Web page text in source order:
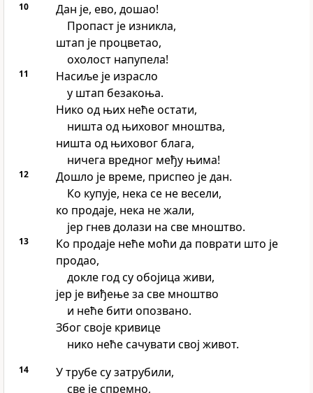
10
Дан је, ево, дошао!
Пропаст је изникла,
штап је процветао,
охолост напупела!
11
Насиље је израсло
у штап безакоња.
Нико од њих неће остати,
ништа од њиховог мноштва,
ништа од њиховог блага,
ничега вредног међу њима!
12
Дошло је време, приспео је дан.
Ко купује, нека се не весели,
ко продаје, нека не жали,
јер гнев долази на све мноштво.
13
Ко продаје неће моћи да поврати што је
продао,
докле год су обојица живи,
јер је виђење за све мноштво
и неће бити опозвано.
Због своје кривице
нико неће сачувати свој живот.
14
У трубе су затрубили,
све је спремно,